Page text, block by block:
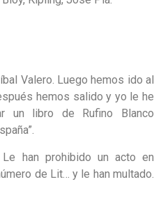
Valero. Luego hemos ido al
hemos salido y yo le he
un libro de Rufino Blanco
han prohibido un acto en
de Lit… y le han multado.